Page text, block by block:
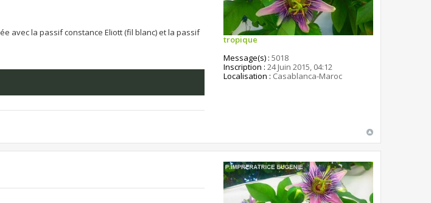
avec la passif constance Eliott (fil blanc) et la passif
tropique
Message(s) : 5018
Inscription : 24 Juin 2015, 04:12
Localisation : Casablanca-Maroc